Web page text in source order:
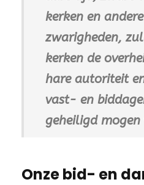
kerken en
zwarigheden,
kerken de
hare autoriteit
vast- en
geheiligd
Onze bid- en